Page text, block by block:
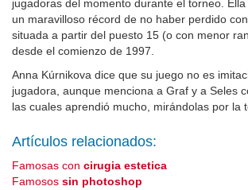
jugadoras del momento durante el torneo.
un maravilloso récord de no haber perdido
situada a partir del puesto 15 (o con menor
desde el comienzo de 1997.
Anna Kúrnikova dice que su juego no es
jugadora, aunque menciona a Graf y a Seles
las cuales aprendió mucho, mirándolas por la
Artículos relacionados:
Famosas con cirugia estetica
Famosos sin photoshop